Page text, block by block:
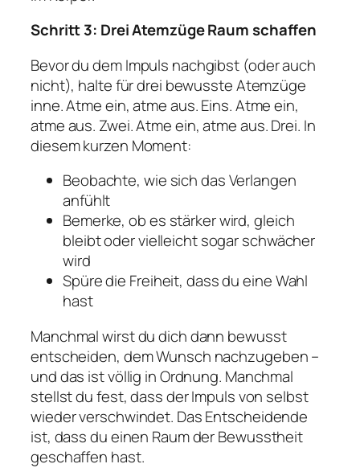
Schritt 3: Drei Atemzüge Raum schaffen
Bevor du dem Impuls nachgibst (oder auch
nicht), halte für drei bewusste Atemzüge
inne. Atme ein, atme aus. Eins. Atme ein,
atme aus. Zwei. Atme ein, atme aus. Drei. In
diesem kurzen Moment:
Beobachte, wie sich das Verlangen
anfühlt
Bemerke, ob es stärker wird, gleich
bleibt oder vielleicht sogar schwächer
wird
Spüre die Freiheit, dass du eine Wahl
hast
Manchmal wirst du dich dann bewusst
entscheiden, dem Wunsch nachzugeben –
und das ist völlig in Ordnung. Manchmal
stellst du fest, dass der Impuls von selbst
wieder verschwindet. Das Entscheidende
ist, dass du einen Raum der Bewusstheit
geschaffen hast.